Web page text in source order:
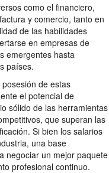
como el financiero,
y comercio, tanto en
de las habilidades
en empresas de
emergentes hasta
países.
de estas
el potencial de
sólido de las herramientas
que superan las
Si bien los salarios
una base
negociar un mejor paquete
profesional continuo.